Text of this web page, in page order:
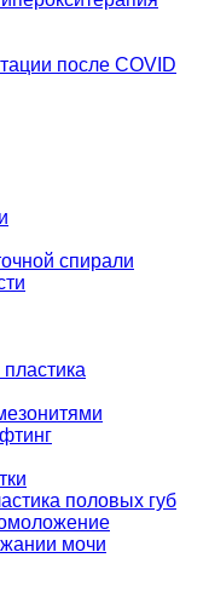
после СOVID
спирали
половых губ
мочи